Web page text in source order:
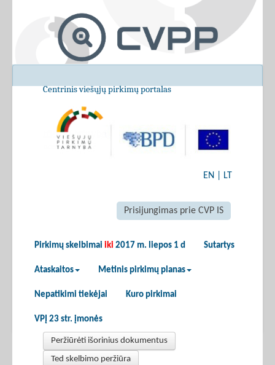
Centrinis viešųjų pirkimų portalas
EN LT
Prisijungimas prie CVP IS
Pirkimų skelbimai iki 2017 m. liepos 1 d Sutartys
Ataskaitos Metinis pirkimų planas
Nepatikimi tiekėjai Kuro pirkimai
VPĮ 23 str. įmonės
Peržiūrėti išorinius dokumentus
Ted skelbimo peržiūra